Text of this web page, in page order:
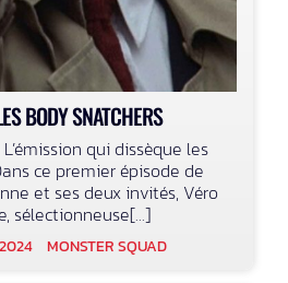
BODY SNATCHERS
qui dissèque les
ce premier épisode de
et ses deux invités, Véro
sélectionneuse[...]
MONSTER SQUAD